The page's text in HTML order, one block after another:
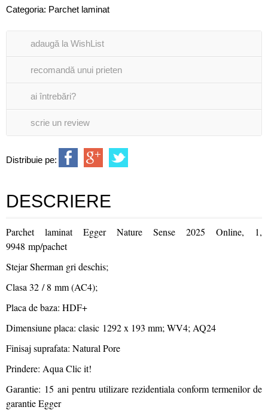
Categoria: Parchet laminat
adaugă la WishList
recomandă unui prieten
ai întrebări?
scrie un review
Distribuie pe:
DESCRIERE
Parchet laminat Egger Nature Sense 2025 Online, 1,
9948 mp/pachet
Stejar Sherman gri deschis;
Clasa 32 / 8 mm (AC4);
Placa de baza: HDF+
Dimensiune placa: clasic 1292 x 193 mm; WV4; AQ24
Finisaj suprafata: Natural Pore
Prindere: Aqua Clic it!
Garantie: 15 ani pentru utilizare rezidentiala conform termenilor de
garantie Egger